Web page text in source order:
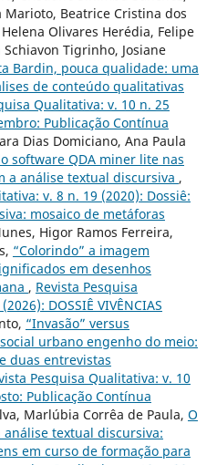
Marioto, Beatrice Cristina dos
Olivares Herédia, Felipe
Tigrinho, Josiane
Bardin, pouca qualidade: uma
de conteúdo qualitativas
Qualitativa: v. 10 n. 25
Publicação Contínua
Dias Domiciano, Ana Paula
software QDA miner lite nas
a análise textual discursiva ,
v. 8 n. 19 (2020): Dossiê:
mosaico de metáforas
Higor Ramos Ferreira,
“Colorindo” a imagem
em desenhos
, Revista Pesquisa
DOSSIÊ VIVÊNCIAS
“Invasão” versus
urbano engenho do meio:
duas entrevistas
Pesquisa Qualitativa: v. 10
Publicação Contínua
Marlúbia Corrêa de Paula, O
textual discursiva:
em curso de formação para